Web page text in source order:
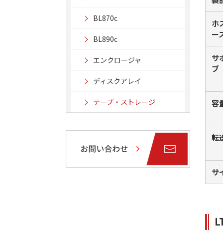
ホ
ー
サ
ブ
容
転
サ
BL870c
BL890c
エンクロージャ
ディスクアレイ
テープ・ストレージ